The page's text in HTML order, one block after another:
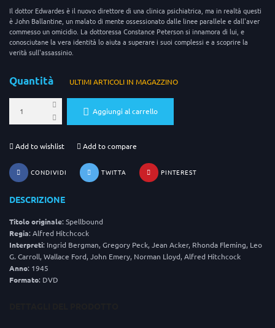
Il dottor Edwardes è il nuovo direttore di una clinica psichiatrica, ma in realtà questi
è John Ballantine, un malato di mente ossessionato dalle linee parallele e dall'aver
commesso un omicidio. La dottoressa Constance Peterson si innamora di lui, e
conosciutane la vera identità lo aiuta a superare i suoi complessi e a scoprire la
verità sull'assassinio.
Quantità ULTIMI ARTICOLI IN MAGAZZINO
Aggiungi al carrello
Add to wishlist Add to compare
CONDIVIDI TWITTA PINTEREST
DESCRIZIONE
Titolo originale: Spellbound
Regia: Alfred Hitchcock
Interpreti: Ingrid Bergman, Gregory Peck, Jean Acker, Rhonda Fleming, Leo
G. Carroll, Wallace Ford, John Emery, Norman Lloyd, Alfred Hitchcock
Anno: 1945
Formato: DVD